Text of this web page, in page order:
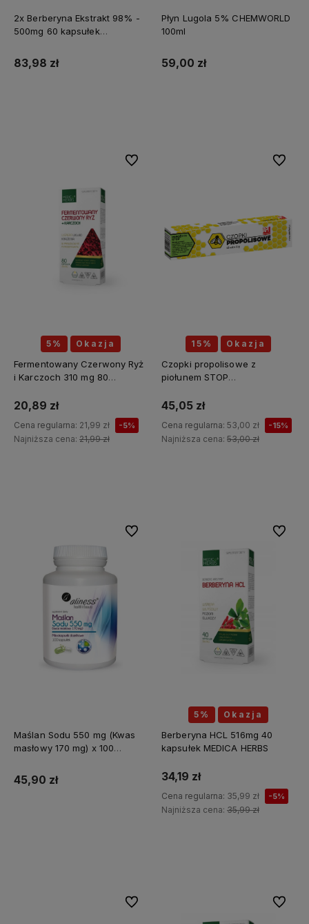
2x Berberyna Ekstrakt 98% -
500mg 60 kapsułek
83,98 zł
Płyn Lugola 5% CHEMWORLD
100ml
59,00 zł
5% Okazja
Fermentowany Czerwony Ryż
i Karczoch 310 mg 80
20,89 zł
Cena regularna: 21,99 zł -5%
Najniższa cena: 21,99 zł
Do ulubionych
15% Okazja
Czopki propolisowe z
piołunem STOP
wrotycz, zielony orzech,
szałwia, kłącze tataraku,
konopia siewna) 12 sztuk x 2g
API Effect
45,05 zł
Cena regularna: 53,00 zł -15%
Najniższa cena: 53,00 zł
Do
Maślan Sodu 550 mg (Kwas
masłowy 170 mg) x 100
45,90 zł
Do ulubionych
5% Okazja
Berberyna HCL 516mg 40
kapsułek MEDICA HERBS
34,19 zł
Cena regularna: 35,99 zł -5%
Najniższa cena: 35,99 zł
Do
Do ulubionych Do